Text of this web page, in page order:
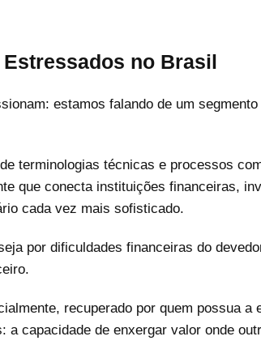
no Brasil
estamos falando de um segmento
terminologias técnicas e processos
que conecta instituições financeiras,
cada vez mais sofisticado.
por dificuldades financeiras do
recuperado por quem possua a
capacidade de enxergar valor onde